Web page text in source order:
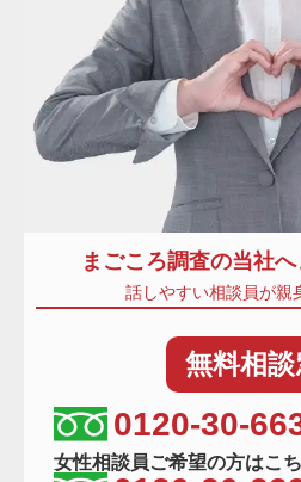
まごころ調査の当社
話しやすい相談員が親
無料相談
0120-30-
女性相談員ご希望の方はこ